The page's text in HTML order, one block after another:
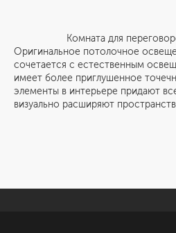
Комната для переговоров
Оригинальное потолочное
сочетается с естественным
имеет более приглушенное
элементы в интерьере придают
визуально расширяют